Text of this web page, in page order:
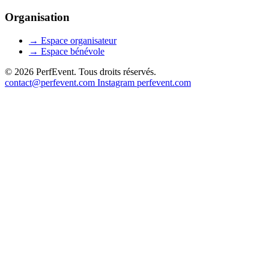
Organisation
→ Espace organisateur
→ Espace bénévole
© 2026 PerfEvent. Tous droits réservés.
contact@perfevent.com Instagram perfevent.com